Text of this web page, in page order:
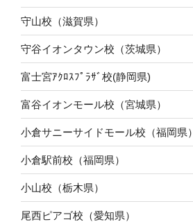
守山校（滋賀県）
守谷イオンタウン校（茨城県）
富士宮ｱｸﾛｽﾌﾟﾗｻﾞ校(静岡県)
富谷イオンモール校（宮城県）
小倉サニーサイドモール校（福岡県）
小倉駅前校（福岡県）
小山校（栃木県）
尾西ピアゴ校（愛知県）